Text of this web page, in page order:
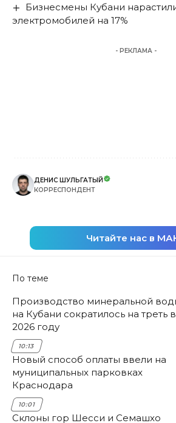
Бизнесмены Кубани
электромобилей на 17%
- РЕКЛАМА -
ДЕНИС ШУЛЬГАТЫЙ
КОРРЕСПОНДЕНТ
Читайте нас в
По теме
Производство минеральной
на Кубани сократилось на треть в
2026 году
10:13
Новый способ оплаты ввели на
муниципальных парковках
Краснодара
10:01
Склоны гор Шесси и Семашхо